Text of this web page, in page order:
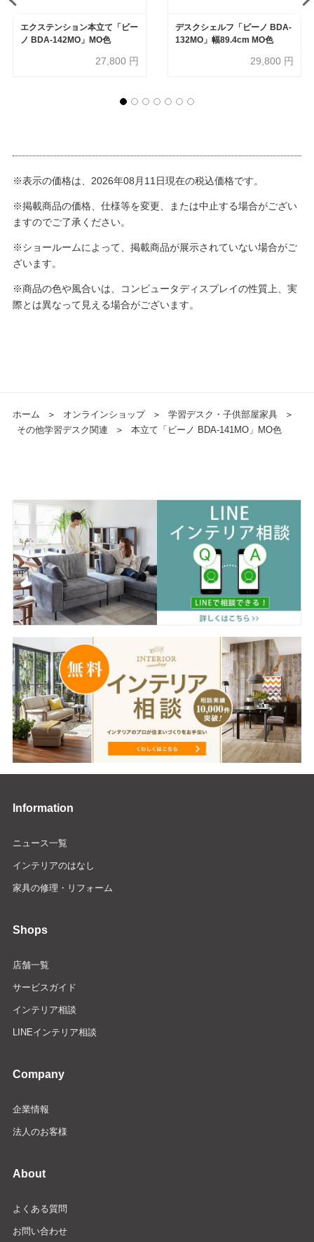
エクステンション本立て「ビー
ノ BDA-142MO」MO色
27,800 円
デスクシェルフ「ビーノ BDA-
132MO」幅89.4cm MO色
29,800 円
※表示の価格は、2026年08月11日現在の税込価格です。
※掲載商品の価格、仕様等を変更、または中止する場合がござい
ますのでご了承ください。
※ショールームによって、掲載商品が展示されていない場合がご
ざいます。
※商品の色や風合いは、コンピュータディスプレイの性質上、実
際とは異なって見える場合がございます。
ホーム ＞ オンラインショップ ＞ 学習デスク・子供部屋家具
＞
その他学習デスク関連
＞ 本立て「ビーノ BDA-141MO」MO色
Information
ニュース一覧
インテリアのはなし
家具の修理・リフォーム
Shops
店舗一覧
サービスガイド
インテリア相談
LINEインテリア相談
Company
企業情報
法人のお客様
About
よくある質問
お問い合わせ